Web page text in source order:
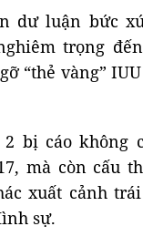
dư luận bức
trọng
“thẻ vàng”
bị cáo không
mà còn cấu
xuất cảnh
sự.